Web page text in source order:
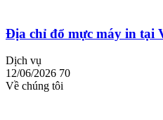
Địa chỉ đổ mực máy in tại
Dịch vụ
12/06/2026 70
Về chúng tôi